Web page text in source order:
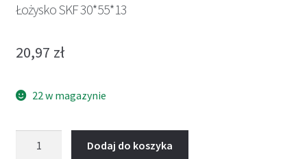
Łożysko SKF 30*55*13
20,97 zł
22 w magazynie
Dodaj do koszyka